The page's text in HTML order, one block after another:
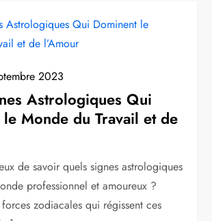
2023
Astrologiques Qui
Monde du Travail et de
de savoir quels signes astrologiques
professionnel et amoureux ?
zodiacales qui régissent ces